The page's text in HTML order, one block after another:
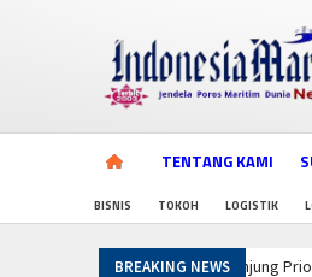
TENTANG KAMI
BISNIS TOKOH LOGISTIK
BREAKING NEWS